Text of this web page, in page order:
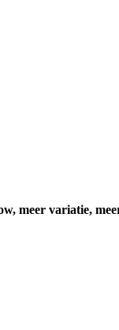
meer variatie,